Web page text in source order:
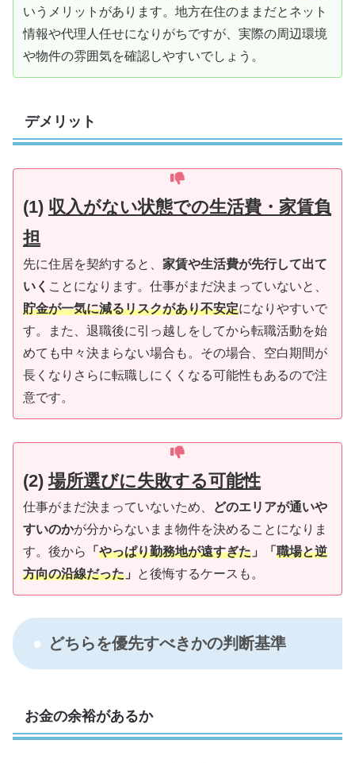
いうメリットがあります。地方在住のままだとネット
情報や代理人任せになりがちですが、実際の周辺環境
や物件の雰囲気を確認しやすいでしょう。
デメリット
(1) 収入がない状態での生活費・家賃負
担
先に住居を契約すると、 家賃や生活費が先行して出て
いく ことになります。仕事がまだ決まっていないと、
貯金が一気に減るリスクがあり不安定になりやすいで
す。また、退職後に引っ越しをしてから転職活動を始
めても中々決まらない場合も。その場合、空白期間が
長くなりさらに転職しにくくなる可能性もあるので注
意です。
(2)場所選びに失敗する可能性
仕事がまだ決まっていないため、
どのエリアが通いや
すいのかが分からないまま物件を決めることになりま
す。後から
「 やっぱり勤務地が遠すぎた 」「 職場と逆
方向の沿線だった 」 と後悔するケースも。
どちらを優先すべきかの判断基準
お金の余裕があるか